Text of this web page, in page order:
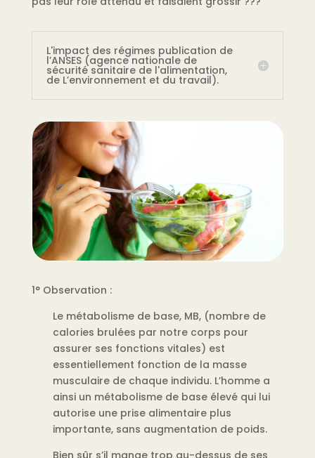
L'impact des régimes publication de
l’ANSES (agence nationale de
sécurité sanitaire de l'alimentation,
de L’environnement et du travail).
1° Observation :
Le métabolisme de base, MB, (nombre de
calories brulées par notre corps pour
assurer ses fonctions vitales) est
essentiellement fonction de la masse
musculaire de chaque individu. L’homme a
ainsi un métabolisme de base élevé qui lui
autorise une prise alimentaire plus
importante, sans augmentation de poids.
Bien sûr s’il mange trop au-dessus de ses